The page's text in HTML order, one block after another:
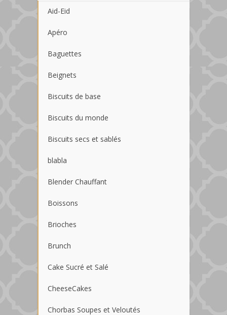
Aid-Eid
Apéro
Baguettes
Beignets
Biscuits de base
Biscuits du monde
Biscuits secs et sablés
blabla
Blender Chauffant
Boissons
Brioches
Brunch
Cake Sucré et Salé
CheeseCakes
Chorbas Soupes et Veloutés